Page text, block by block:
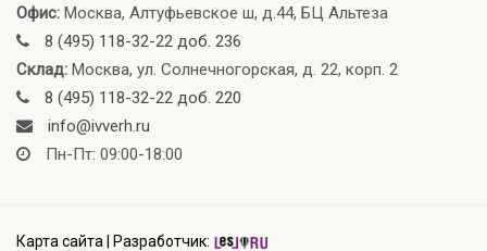
Офис: Москва, Алтуфьевское ш, д.44, БЦ Альтеза
8 (495) 118-32-22 доб. 236
Склад: Москва, ул. Солнечногорская, д. 22, корп. 2
8 (495) 118-32-22 доб. 220
info@ivverh.ru
Пн-Пт: 09:00-18:00
Карта сайта Разработчик: